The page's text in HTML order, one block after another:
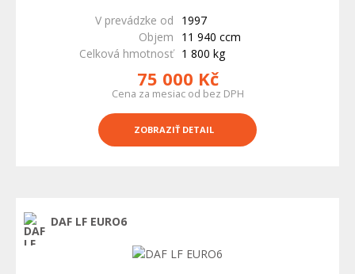
V prevádzke od
1997
Objem
11 940 ccm
Celková hmotnosť 1 800 kg
75 000 Kč
Cena za mesiac od bez DPH
ZOBRAZIŤ DETAIL
DAF LF EURO6